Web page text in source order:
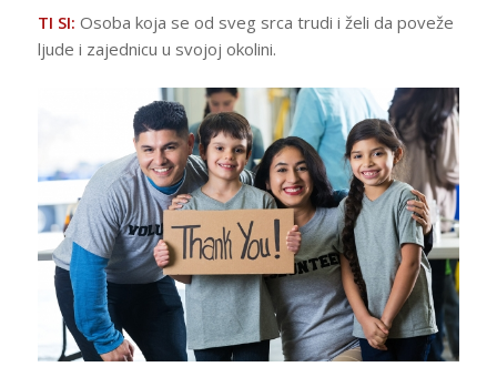
TI SI: Osoba koja se od sveg srca trudi i želi da poveže
ljude i zajednicu u svojoj okolini.